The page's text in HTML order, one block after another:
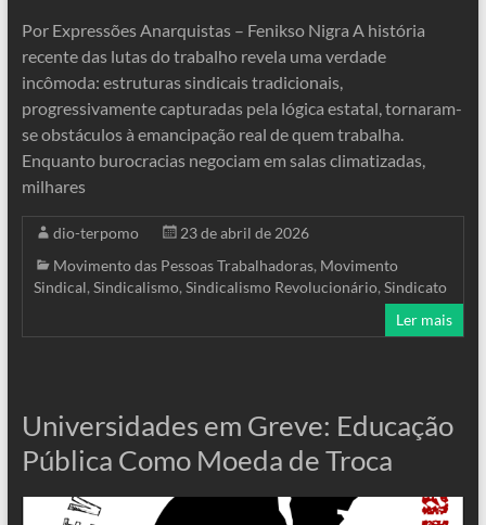
Por Expressões Anarquistas – Fenikso Nigra A história
recente das lutas do trabalho revela uma verdade
incômoda: estruturas sindicais tradicionais,
progressivamente capturadas pela lógica estatal, tornaram-
se obstáculos à emancipação real de quem trabalha.
Enquanto burocracias negociam em salas climatizadas,
milhares
dio-terpomo
23 de abril de 2026
Movimento das Pessoas Trabalhadoras, Movimento
Sindical, Sindicalismo, Sindicalismo Revolucionário, Sindicato
Ler mais
Universidades em Greve: Educação
Pública Como Moeda de Troca